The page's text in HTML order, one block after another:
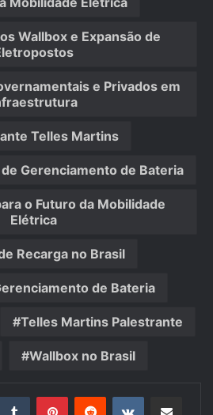
Wallbox e Expansão de
e Privados em
Telles Martins
Gerenciamento de Bateria
o Futuro da Mobilidade
Elétrica
Recarga no Brasil
de Bateria
Telles Martins Palestrante
Wallbox no Brasil
Tumblr PinterestReddit VK